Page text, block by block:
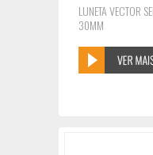
LUNETA VECTOR
30MM